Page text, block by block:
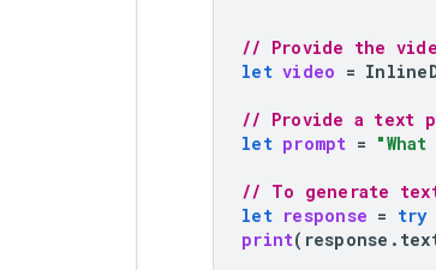
// Provide the
let video =
// Provide a text
let prompt =
// To generate
let response = try
print( response .